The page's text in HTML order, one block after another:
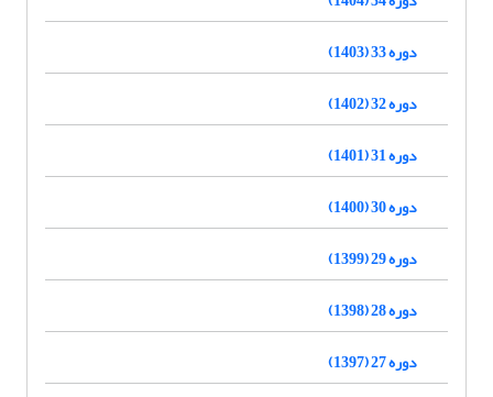
دوره 33 (1403)
دوره 32 (1402)
دوره 31 (1401)
دوره 30 (1400)
دوره 29 (1399)
دوره 28 (1398)
دوره 27 (1397)